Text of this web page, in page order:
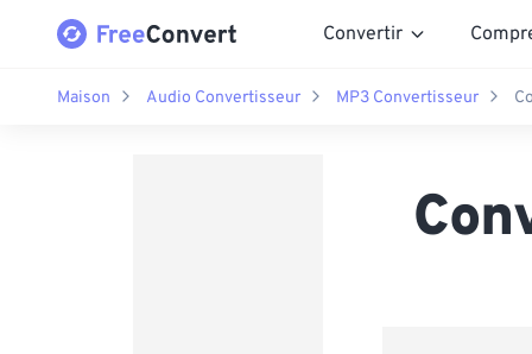
Convertir
Maison Audio Convertisseur MP3 Convertisseur